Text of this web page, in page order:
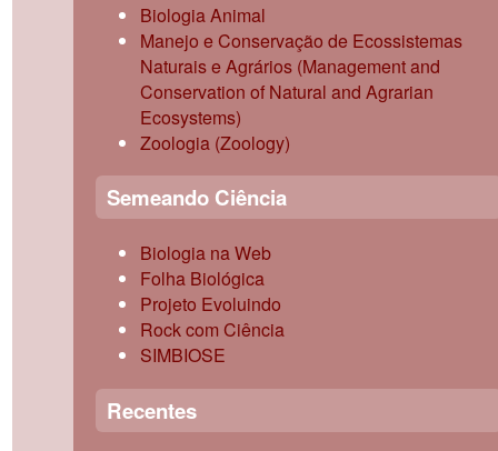
Biologia Animal
Manejo e Conservação de Ecossistemas
Naturais e Agrários (Management and
Conservation of Natural and Agrarian
Ecosystems)
Zoologia (Zoology)
Semeando Ciência
Biologia na Web
Folha Biológica
Projeto Evoluindo
Rock com Ciência
SIMBIOSE
Recentes